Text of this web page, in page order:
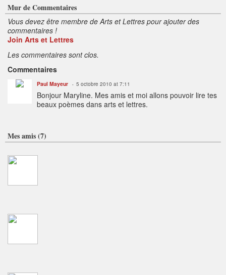
Mur de Commentaires
Vous devez être membre de Arts et Lettres pour ajouter des
commentaires !
Join Arts et Lettres
Les commentaires sont clos.
Commentaires
Paul Mayeur 5 octobre 2010 at 7:11
Bonjour Maryline. Mes amis et moi allons pouvoir lire tes
beaux poèmes dans arts et lettres.
Mes amis (7)